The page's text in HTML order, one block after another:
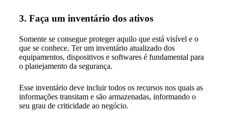
3. Faça um inventário dos ativos
Somente se consegue proteger aquilo que está visível e o
que se conhece. Ter um inventário atualizado dos
equipamentos, dispositivos e softwares é fundamental para
o planejamento da segurança.
Esse inventário deve incluir todos os recursos nos quais as
informações transitam e são armazenadas, informando o
seu grau de criticidade ao negócio.